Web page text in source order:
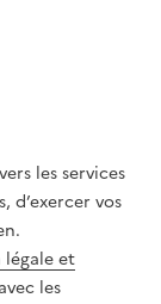
les services
vos
et
les